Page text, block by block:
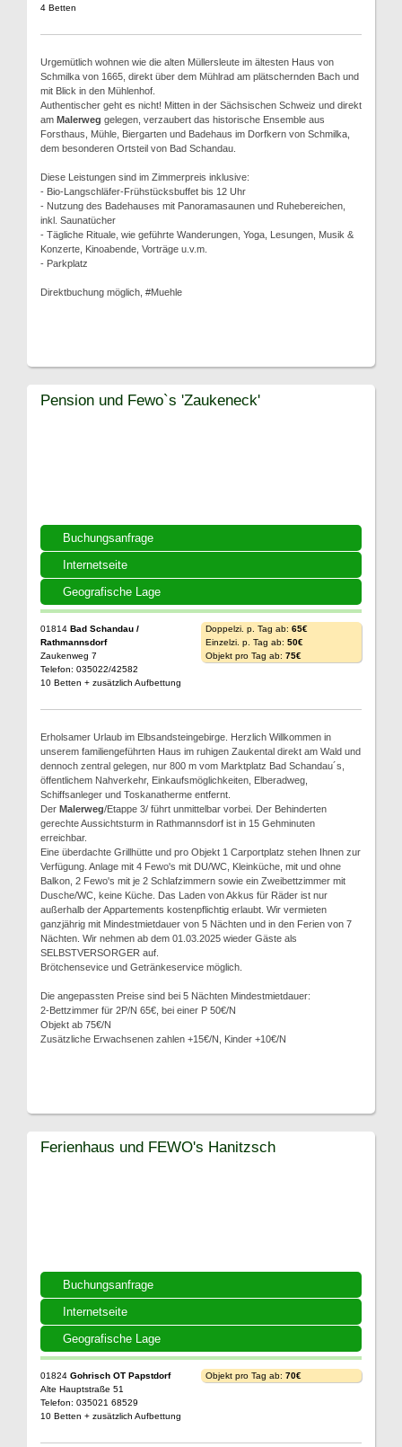
4 Betten
Urgemütlich wohnen wie die alten Müllersleute im ältesten Haus von
Schmilka von 1665, direkt über dem Mühlrad am plätschernden Bach und
mit Blick in den Mühlenhof.
Authentischer geht es nicht! Mitten in der Sächsischen Schweiz und direkt
am Malerweg gelegen, verzaubert das historische Ensemble aus
Forsthaus, Mühle, Biergarten und Badehaus im Dorfkern von Schmilka,
dem besonderen Ortsteil von Bad Schandau.
Diese Leistungen sind im Zimmerpreis inklusive:
- Bio-Langschläfer-Frühstücksbuffet bis 12 Uhr
- Nutzung des Badehauses mit Panoramasaunen und Ruhebereichen,
inkl. Saunatücher
- Tägliche Rituale, wie geführte Wanderungen, Yoga, Lesungen, Musik &
Konzerte, Kinoabende, Vorträge u.v.m.
- Parkplatz
Direktbuchung möglich, #Muehle
Buchungsanfrage
Internetseite
Geografische Lage
Pension und Fewo`s 'Zaukeneck'
01814 Bad Schandau /
Rathmannsdorf
Zaukenweg 7
Telefon: 035022/42582
10 Betten + zusätzlich Aufbettung
Doppelzi. p. Tag ab: 65€
Einzelzi. p. Tag ab: 50€
Objekt pro Tag ab: 75€
Erholsamer Urlaub im Elbsandsteingebirge. Herzlich Willkommen in
unserem familiengeführten Haus im ruhigen Zaukental direkt am Wald und
dennoch zentral gelegen, nur 800 m vom Marktplatz Bad Schandau´s,
öffentlichem Nahverkehr, Einkaufsmöglichkeiten, Elberadweg,
Schiffsanleger und Toskanatherme entfernt.
Der Malerweg/Etappe 3/ führt unmittelbar vorbei. Der Behinderten
gerechte Aussichtsturm in Rathmannsdorf ist in 15 Gehminuten
erreichbar.
Eine überdachte Grillhütte und pro Objekt 1 Carportplatz stehen Ihnen zur
Verfügung. Anlage mit 4 Fewo's mit DU/WC, Kleinküche, mit und ohne
Balkon, 2 Fewo's mit je 2 Schlafzimmern sowie ein Zweibettzimmer mit
Dusche/WC, keine Küche. Das Laden von Akkus für Räder ist nur
außerhalb der Appartements kostenpflichtig erlaubt. Wir vermieten
ganzjährig mit Mindestmietdauer von 5 Nächten und in den Ferien von 7
Nächten. Wir nehmen ab dem 01.03.2025 wieder Gäste als
SELBSTVERSORGER auf.
Brötchensevice und Getränkeservice möglich.
Die angepassten Preise sind bei 5 Nächten Mindestmietdauer:
2-Bettzimmer für 2P/N 65€, bei einer P 50€/N
Objekt ab 75€/N
Zusätzliche Erwachsenen zahlen +15€/N, Kinder +10€/N
Buchungsanfrage
Internetseite
Geografische Lage
Ferienhaus und FEWO's Hanitzsch
01824 Gohrisch OT Papstdorf
Alte Hauptstraße 51
Telefon: 035021 68529
10 Betten + zusätzlich Aufbettung
Objekt pro Tag ab: 70€